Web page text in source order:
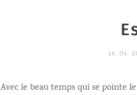
14. 04.
Avec le beau temps qui se pointe